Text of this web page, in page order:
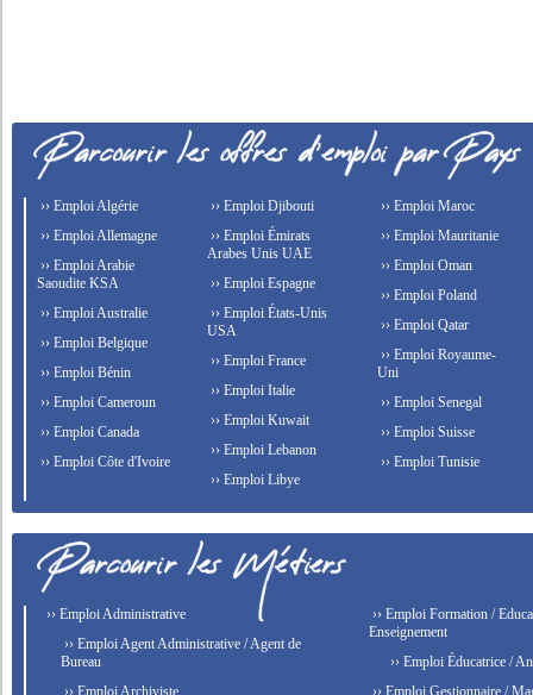
›› Emploi Algérie
›› Emploi Allemagne
›› Emploi Arabie
Saoudite KSA
›› Emploi Australie
›› Emploi Belgique
›› Emploi Bénin
›› Emploi Cameroun
›› Emploi Canada
›› Emploi Côte d'Ivoire
›› Emploi Djibouti
›› Emploi Émirats
Arabes Unis UAE
›› Emploi Espagne
›› Emploi États-Unis
USA
›› Emploi France
›› Emploi Italie
›› Emploi Kuwait
›› Emploi Lebanon
›› Emploi Libye
›› Emploi Maroc
›› Emploi Mauritanie
›› Emploi Oman
›› Emploi Poland
›› Emploi Qatar
›› Emploi Royaume-
Uni
›› Emploi Senegal
›› Emploi Suisse
›› Emploi Tunisie
›› Emploi Administrative
›› Emploi Agent Administrative / Agent de
Bureau
›› Emploi Archiviste
›› Emploi Formation /
Enseignement
›› Emploi Éducatrice /
›› Emploi Gestionnaire /